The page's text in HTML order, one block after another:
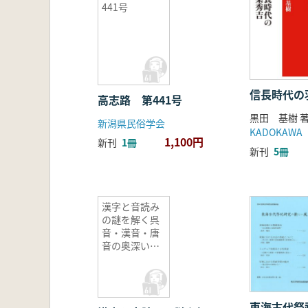
441号
高志路 第441号
新潟県民俗学会
新刊 1冊 1,100円
信長時代
黒田 基樹
KADOKAWA
新刊 5冊
漢字と音読み
の謎を解く呉
音・漢音・唐
音の奥深い世